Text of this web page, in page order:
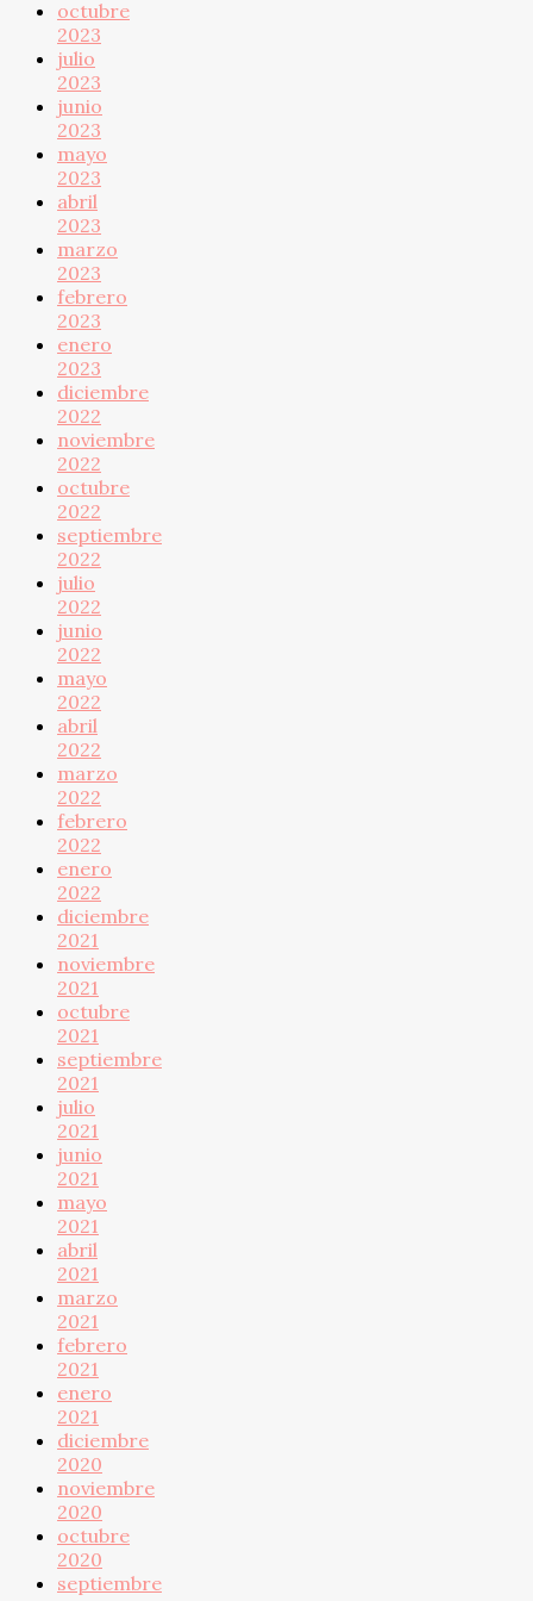
octubre
2023
julio
2023
junio
2023
mayo
2023
abril
2023
marzo
2023
febrero
2023
enero
2023
diciembre
2022
noviembre
2022
octubre
2022
septiembre
2022
julio
2022
junio
2022
mayo
2022
abril
2022
marzo
2022
febrero
2022
enero
2022
diciembre
2021
noviembre
2021
octubre
2021
septiembre
2021
julio
2021
junio
2021
mayo
2021
abril
2021
marzo
2021
febrero
2021
enero
2021
diciembre
2020
noviembre
2020
octubre
2020
septiembre